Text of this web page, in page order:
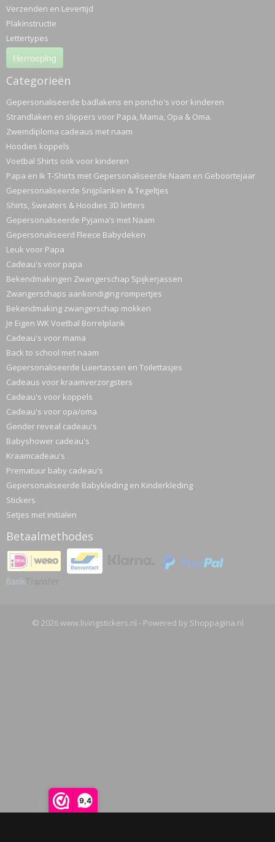
9,4
Verzenden en Levertijd
Plakinstructie
Lettertypes
Herroeping
Categorieën
Gepersonaliseerde badlakens en poncho's voor kinderen
Strandlaken en slippers voor Papa, Mama, Opa & Oma.
Zwemdiploma cadeaus met naam
Hoodies koppels
Voetbal Shirts ook voor kinderen
Papa en Ik T-Shirts met Gepersonaliseerde Naam en Geboortejaar
Gepersonaliseerde Snijplanken & Tegeltjes
Shirts, Sweaters & Hoodies 3D letters
Gepersonaliseerde Pyjama’s met Naam
Gepersonaliseerd Fleece Babydeken
Leuk voor Papa
Cadeau's voor papa
Bekendmakingen Zwangerschap Spijkerjassen
Zwangerschaps aankondiging rompertjes
Bekendmaking zwangerschap mokken
Je Eigen WK Voetbal Borrelplank
Cadeau's voor mama
Back to school met naam
Gepersonaliseerde Luiertassen en Toilettasjes
Cadeaus voor kraamverzorgsters
Cadeau's voor koppels
Cadeau's voor opa/oma
Gender reveal cadeau's
Babyshower cadeau's
Kraamcadeau's
Prematuur baby cadeau's
Gepersonaliseerde Babykleding en Kinderkleding
Stickers
Setjes met initialen
Betaalmethodes
© 2026 www.livingstickers.nl - Powered by Shoppagina.nl